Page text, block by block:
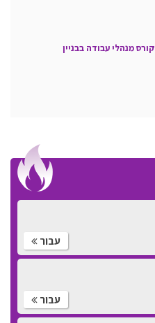
קורס מנהלי עבודה בבניין
עבור
עבור